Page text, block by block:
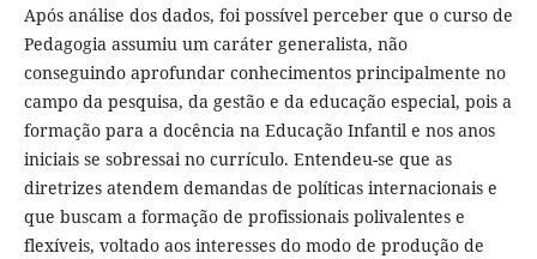
Após análise dos dados, foi possível perceber que o curso de
Pedagogia assumiu um caráter generalista, não
conseguindo aprofundar conhecimentos principalmente no
campo da pesquisa, da gestão e da educação especial, pois a
formação para a docência na Educação Infantil e nos anos
iniciais se sobressai no currículo. Entendeu-se que as
diretrizes atendem demandas de políticas internacionais e
que buscam a formação de profissionais polivalentes e
flexíveis, voltado aos interesses do modo de produção de